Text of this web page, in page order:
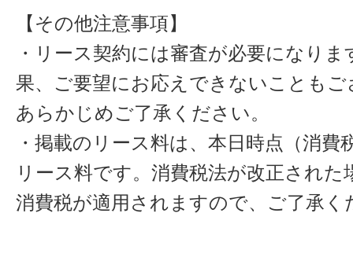
【その他注意事項】
・リース契約には審査が必要になりま
果、ご要望にお応えできないことも
あらかじめご了承ください。
・掲載のリース料は、本日時点（消費
リース料です。消費税法が改正された
消費税が適用されますので、ご了承く